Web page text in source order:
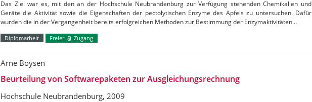
Das Ziel war es, mit den an der Hochschule Neubrandenburg zur Verfügung stehenden Chemikalien und
Geräte die Aktivität sowie die Eigenschaften der pectolytischen Enzyme des Apfels zu untersuchen. Dafür
wurden die in der Vergangenheit bereits erfolgreichen Methoden zur Bestimmung der Enzymaktivitäten…
Diplomarbeit Freier Zugang
Arne Boysen
Beurteilung von Softwarepaketen zur Ausgleichungsrechnung
Hochschule Neubrandenburg, 2009